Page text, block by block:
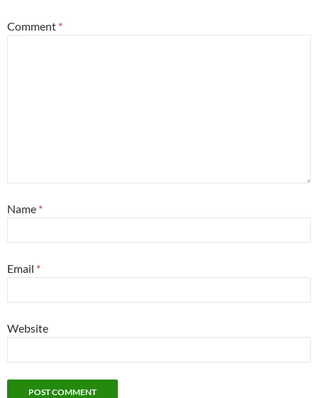
Comment *
Name *
Email *
Website